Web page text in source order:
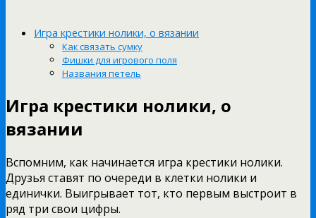
Игра крестики нолики, о вязании
Как связать сумку
Фишки для игрового поля
Названия петель
Игра крестики нолики, о
вязании
Вспомним, как начинается игра крестики нолики.
Друзья ставят по очереди в клетки нолики и
единички. Выигрывает тот, кто первым выстроит в
ряд три свои цифры.